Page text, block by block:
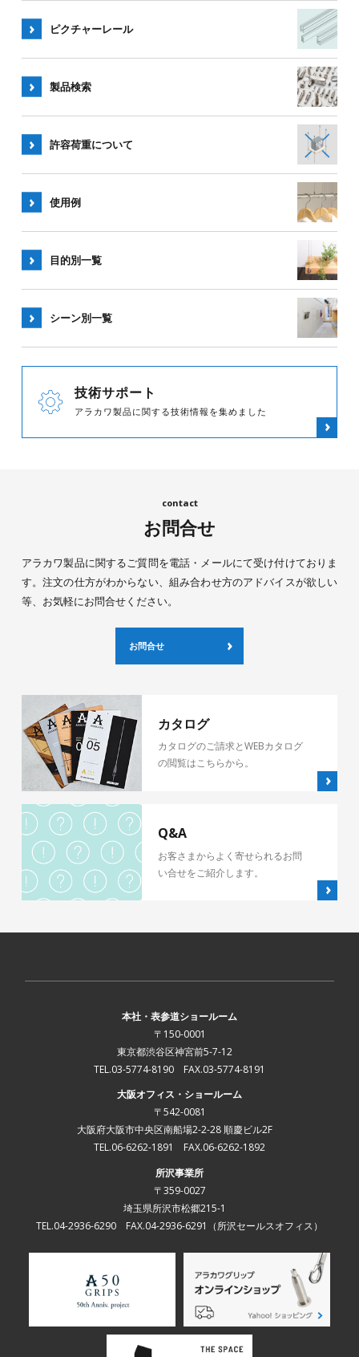
ピクチャーレール
製品検索
許容荷重について
使用例
目的別一覧
シーン別一覧
技術サポート
アラカワ製品に関する技術情報を集めました
お問合せ
アラカワ製品に関するご質問を電話・メールにて受け付けておりま
す。注文の仕方がわからない、組み合わせ方のアドバイスが欲しい
等、お気軽にお問合せください。
お問合せ
カタログ
カタログのご請求とWEBカタログ
の閲覧はこちらから。
Q&A
お客さまからよく寄せられるお問
い合せをご紹介します。
本社・表参道ショールーム
〒150-0001
東京都渋谷区神宮前5-7-12
TEL.03-5774-8190 FAX.03-5774-8191
大阪オフィス・ショールーム
〒542-0081
大阪府大阪市中央区南船場2-2-28 順慶ビル2F
TEL.06-6262-1891 FAX.06-6262-1892
所沢事業所
〒359-0027
埼玉県所沢市松郷215-1
TEL.04-2936-6290 FAX.04-2936-6291 （所沢セールスオフィス）